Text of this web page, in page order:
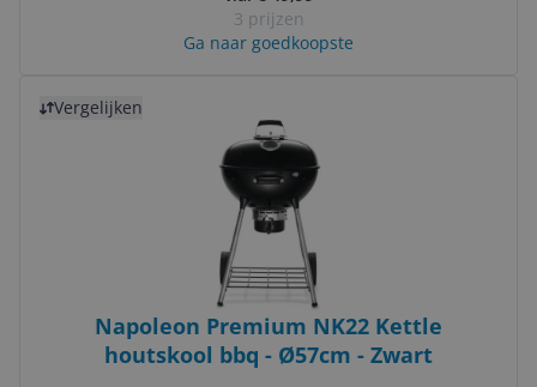
3 prijzen
Ga naar goedkoopste
Vergelijken
Napoleon Premium NK22 Kettle
houtskool bbq - Ø57cm - Zwart